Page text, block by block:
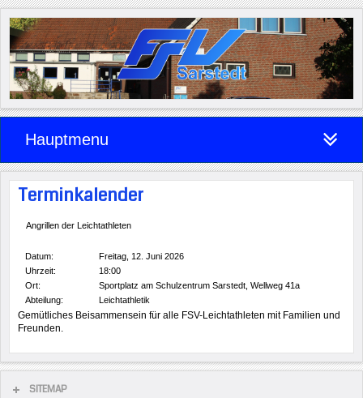
Hauptmenu
Terminkalender
Angrillen der Leichtathleten
Datum:
Freitag, 12. Juni 2026
Uhrzeit:
18:00
Ort:
Sportplatz am Schulzentrum Sarstedt, Wellweg 41a
Abteilung:
Leichtathletik
Gemütliches Beisammensein für alle FSV-Leichtathleten mit Familien und
Freunden.
SITEMAP